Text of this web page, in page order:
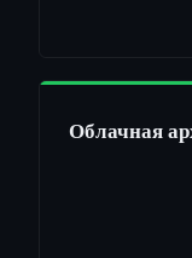
Облачная